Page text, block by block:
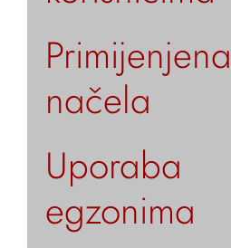
Primijenjena
načela
Uporaba
egzonima